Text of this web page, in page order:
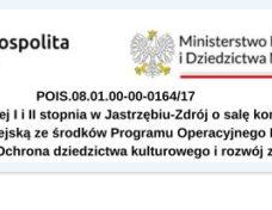
Do pobrania